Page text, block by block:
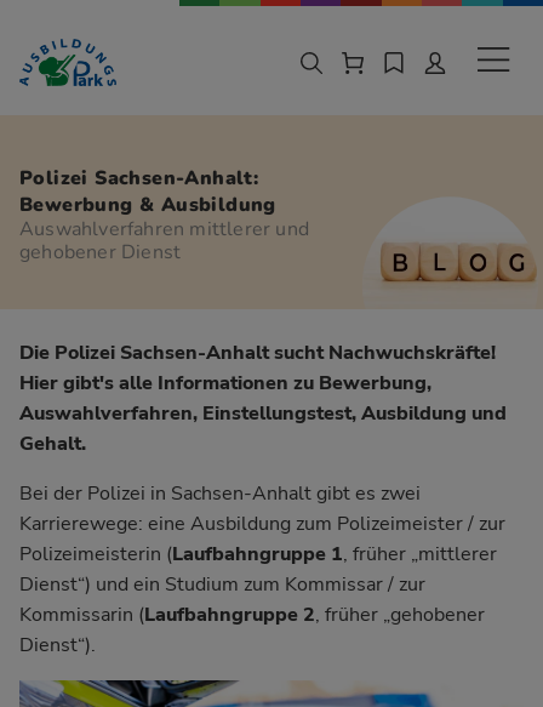
Zur Navigation springen
Zu den Hauptinhalten springen
Polizei Sachsen-Anhalt:
Bewerbung & Ausbildung
Auswahlverfahren mittlerer und
gehobener Dienst
Die Polizei Sachsen-Anhalt sucht Nachwuchskräfte!
Hier gibt's alle Informationen zu Bewerbung,
Auswahlverfahren, Einstellungstest, Ausbildung und
Gehalt.
Bei der Polizei in Sachsen-Anhalt gibt es zwei
Karrierewege: eine Ausbildung zum Polizeimeister / zur
Polizeimeisterin (Laufbahngruppe 1, früher „mittlerer
Dienst“) und ein Studium zum Kommissar / zur
Kommissarin (Laufbahngruppe 2, früher „gehobener
Dienst“).